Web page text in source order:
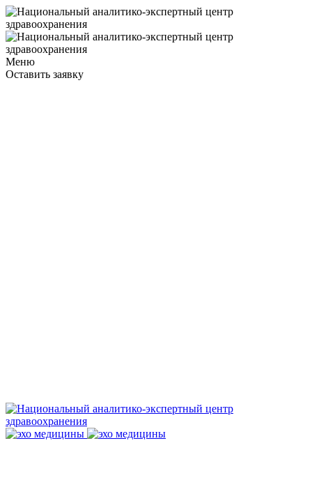
Меню
Оставить заявку